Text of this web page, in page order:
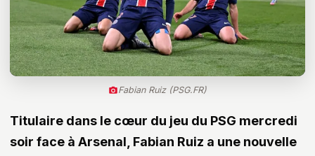
Fabian Ruiz (PSG.FR)
Titulaire dans le cœur du jeu du PSG mercredi
soir face à Arsenal, Fabian Ruiz a une nouvelle